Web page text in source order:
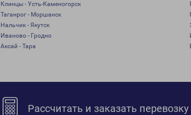
Клинцы - Усть-Каменогорск
Таганрог - Моршанск
Нальчик - Якутск
Иваново - Гродно
Аксай - Тара
Рассчитать и заказать перевозку